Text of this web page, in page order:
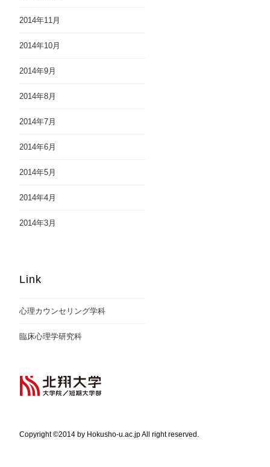
2014年11月
2014年10月
2014年9月
2014年8月
2014年7月
2014年6月
2014年5月
2014年4月
2014年3月
Link
心理カウンセリング学科
臨床心理学研究科
Copyright ©2014 by Hokusho-u.ac.jp All right reserved.